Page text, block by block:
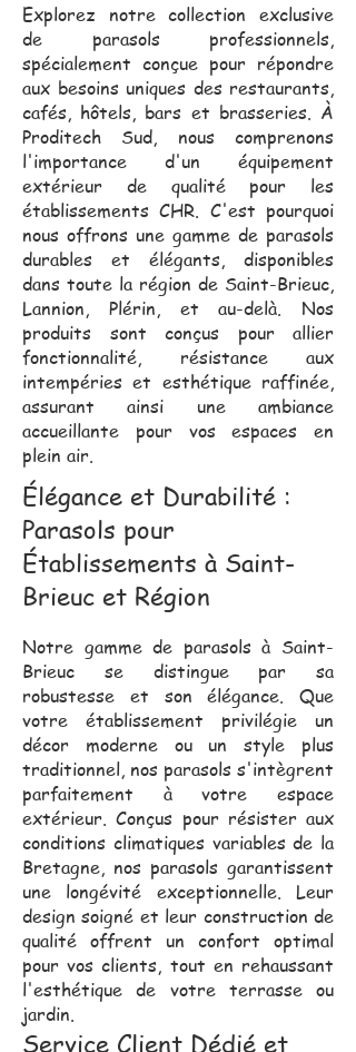
Explorez notre collection exclusive
de parasols professionnels,
spécialement conçue pour répondre
aux besoins uniques des restaurants,
cafés, hôtels, bars et brasseries. À
Proditech Sud, nous comprenons
l'importance d'un équipement
extérieur de qualité pour les
établissements CHR. C'est pourquoi
nous offrons une gamme de parasols
durables et élégants, disponibles
dans toute la région de Saint-Brieuc,
Lannion, Plérin, et au-delà. Nos
produits sont conçus pour allier
fonctionnalité, résistance aux
intempéries et esthétique raffinée,
assurant ainsi une ambiance
accueillante pour vos espaces en
plein air.
Élégance et Durabilité :
Parasols pour
Établissements à Saint-
Brieuc et Région
Notre gamme de parasols à Saint-
Brieuc se distingue par sa
robustesse et son élégance. Que
votre établissement privilégie un
décor moderne ou un style plus
traditionnel, nos parasols s'intègrent
parfaitement à votre espace
extérieur. Conçus pour résister aux
conditions climatiques variables de la
Bretagne, nos parasols garantissent
une longévité exceptionnelle. Leur
design soigné et leur construction de
qualité offrent un confort optimal
pour vos clients, tout en rehaussant
l'esthétique de votre terrasse ou
jardin.
Service Client Dédié et